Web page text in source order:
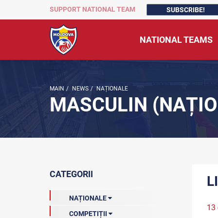
SUPPORT NATIONAL TEAM SUBSCRIBE!
NATIONAL TEAMS
MAIN / NEWS / NAȚIONALE
MASCULIN
CATEGORII
NAȚIONALE
COMPETIȚII
13